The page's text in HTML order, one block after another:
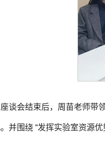
座谈会结束后，周苗老师带
并围绕 “发挥实验室资源